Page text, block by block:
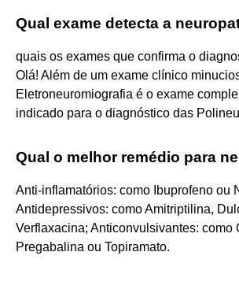
Qual exame detecta a
quais os exames que confirma o
Olá! Além de um exame clínico
Eletroneuromiografia é o exame
indicado para o diagnóstico das
Qual o melhor remédio para
Anti-inflamatórios: como Ibuprofeno ou
Antidepressivos: como Amitriptilina,
Verflaxacina; Anticonvulsivantes: como
Pregabalina ou Topiramato.